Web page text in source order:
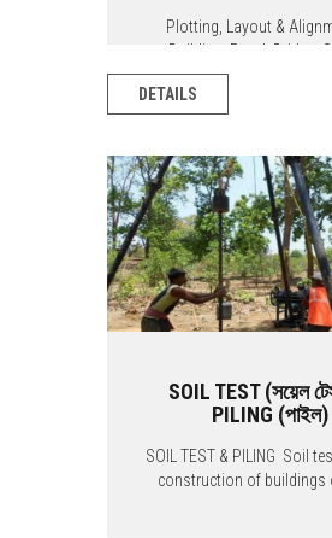
Plotting, Layout &
Building, Road, Bridge,
Embankment,...
DETAILS
SOIL TEST (সয়েল
PILING (পাইল)
SOIL TEST & PILING Soil
construction of buildings